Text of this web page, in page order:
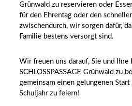
Grünwald zu reservieren oder
für den Ehrentag oder den
zwischendurch, wir sorgen dafür,
Familie bestens versorgt sind.
Wir freuen uns darauf, Sie und Ihre
SCHLOSSPASSAGE Grünwald zu
gemeinsam einen gelungenen Start
Schuljahr zu feiern!